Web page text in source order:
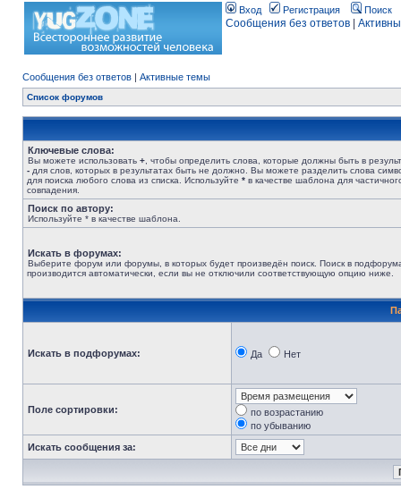
Вход Регистрация Поиск
Сообщения без ответов
Сообщения без ответов | Активные темы
Список форумов
Ключевые слова:
Вы можете использовать + , чтобы определить слова, которые должны быть в
- для слов, которых в результатах быть не должно. Вы можете разделить слова
для поиска любого слова из списка. Используйте * в качестве шаблона для
совпадения.
Поиск по автору:
Используйте * в качестве шаблона.
Искать в форумах:
Выберите форум или форумы, в которых будет произведён поиск. Поиск в
производится автоматически, если вы не отключили соответствующую опцию ниже.
Искать в подфорумах: Да Нет
Поле сортировки:
по возрастанию
по убыванию
Искать сообщения за: